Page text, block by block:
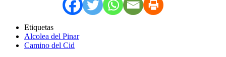
Etiquetas
Alcolea del Pinar
Camino del Cid